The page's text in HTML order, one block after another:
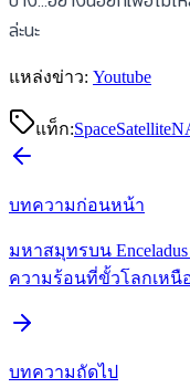
ล่ะนะ
แหล่งข่าว: Youtube
แท็ก:SpaceSatellite
บทความก่อนหน้า
มหาสมุทรบน
ความร้อนที่ขั้วโลกเหนื
บทความถัดไป